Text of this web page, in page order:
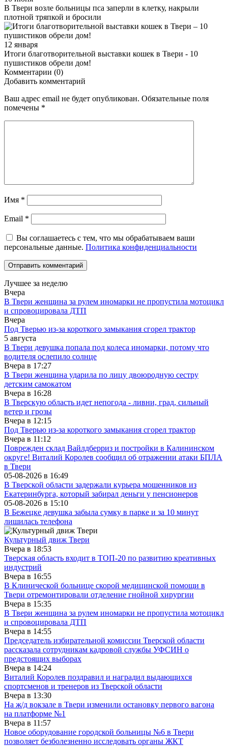
В Твери возле больницы пса заперли в клетку, накрыли
плотной тряпкой и бросили
12 января
Итоги благотворительной выставки кошек в Твери - 10
пушистиков обрели дом!
Комментарии (0)
Добавить комментарий
Ваш адрес email не будет опубликован. Обязательные поля
помечены *
Имя *
Email *
Вы соглашаетесь с тем, что мы обрабатываем ваши
персональные данные. Политика конфиденциальности
Лучшее за неделю
Вчера
В Твери женщина за рулем иномарки не пропустила мотоцикл
и спровоцировала ДТП
Вчера
Под Тверью из-за короткого замыкания сгорел трактор
5 августа
В Твери девушка попала под колеса иномарки, потому что
водителя ослепило солнце
Вчера в 17:27
В Твери женщина ударила по лицу двоюродную сестру
детским самокатом
Вчера в 16:28
В Тверскую область идет непогода - ливни, град, сильный
ветер и грозы
Вчера в 12:15
Под Тверью из-за короткого замыкания сгорел трактор
Вчера в 11:12
Поврежден склад Вайлдберриз и постройки в Калининском
округе! Виталий Королев сообщил об отражении атаки БПЛА
в Твери
05-08-2026 в 16:49
В Тверской области задержали курьера мошенников из
Екатеринбурга, который забирал деньги у пенсионеров
05-08-2026 в 15:10
В Бежецке девушка забыла сумку в парке и за 10 минут
лишилась телефона
Культурный движ Твери
Вчера в 18:53
Тверская область входит в ТОП-20 по развитию креативных
индустрий
Вчера в 16:55
В Клинической больнице скорой медицинской помощи в
Твери отремонтировали отделение гнойной хирургии
Вчера в 15:35
В Твери женщина за рулем иномарки не пропустила мотоцикл
и спровоцировала ДТП
Вчера в 14:55
Председатель избирательной комиссии Тверской области
рассказала сотрудникам кадровой службы УФСИН о
предстоящих выборах
Вчера в 14:24
Виталий Королев поздравил и наградил выдающихся
спортсменов и тренеров из Тверской области
Вчера в 13:30
На ж/д вокзале в Твери изменили остановку первого вагона
на платформе №1
Вчера в 11:57
Новое оборудование городской больницы №6 в Твери
позволяет безболезненно исследовать органы ЖКТ